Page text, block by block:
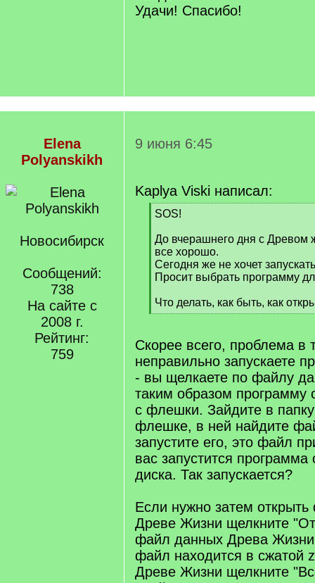
Удачи! Спасибо!
Elena
Polyanskikh
Новосибирск
Сообщений:
738
На сайте с
2008 г.
Рейтинг:
759
9 июня 6:45
Kaplya Viski написал:
[
]
SOS!
До вчерашнего дня с Древом
все хорошо.
Сегодня же не хочет
Просит выбрать программу
Что делать, как быть, как
[
q
]
Скорее всего, проблема в
неправильно запускаете
- вы щелкаете по файлу
таким образом программу
с флешки. Зайдите в
флешке, в ней найдите
запустите его, это файл
вас запустится программа
диска. Так запускается?
Если нужно затем
Древе Жизни щелкните
файл данных Древа
файл находится в сжатой
Древе Жизни щелкните